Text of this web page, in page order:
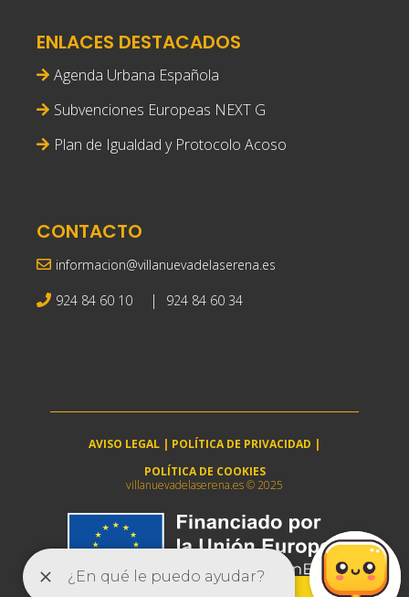
ENLACES DESTACADOS
Agenda Urbana Española
Subvenciones Europeas NEXT G
Plan de Igualdad y Protocolo Acoso
CONTACTO
informacion@villanuevadelaserena.es
924 84 60 10 | 924 84 60 34
AVISO LEGAL | POLÍTICA DE PRIVACIDAD |
POLÍTICA DE COOKIES
villanuevadelaserena.es © 2025